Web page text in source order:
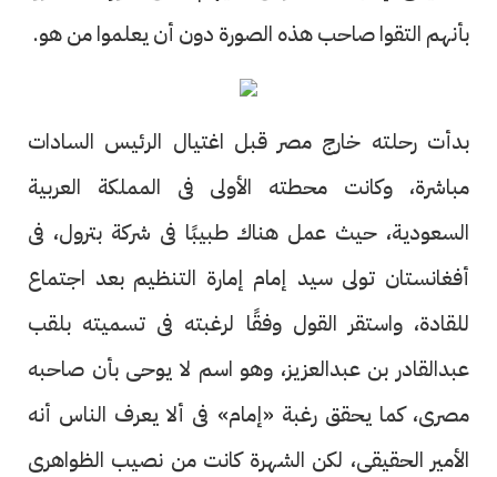
بأنهم التقوا صاحب هذه الصورة دون أن يعلموا من هو.
بدأت رحلته خارج مصر قبل اغتيال الرئيس السادات
مباشرة، وكانت محطته الأولى فى المملكة العربية
السعودية، حيث عمل هناك طبيبًا فى شركة بترول، فى
أفغانستان تولى سيد إمام إمارة التنظيم بعد اجتماع
للقادة، واستقر القول وفقًا لرغبته فى تسميته بلقب
عبدالقادر بن عبدالعزيز، وهو اسم لا يوحى بأن صاحبه
مصرى، كما يحقق رغبة «إمام» فى ألا يعرف الناس أنه
الأمير الحقيقى، لكن الشهرة كانت من نصيب الظواهرى